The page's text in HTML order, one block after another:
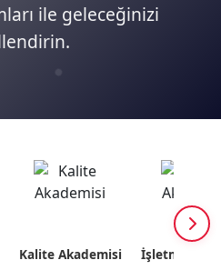
ile geleceğinizi
Kalite Akademisi İşletme